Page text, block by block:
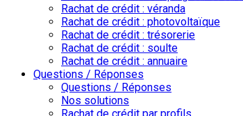
Rachat de crédit : véranda
Rachat de crédit : photovoltaïque
Rachat de crédit : trésorerie
Rachat de crédit : soulte
Rachat de crédit : annuaire
Questions / Réponses
Questions / Réponses
Nos solutions